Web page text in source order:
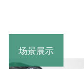
场景展示